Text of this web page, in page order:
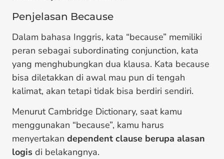
Penjelasan Because
Dalam bahasa Inggris, kata “because” memiliki
peran sebagai subordinating conjunction, kata
yang menghubungkan dua klausa. Kata because
bisa diletakkan di awal mau pun di tengah
kalimat, akan tetapi tidak bisa berdiri sendiri.
Menurut Cambridge Dictionary, saat kamu
menggunakan “because”, kamu harus
menyertakan dependent clause berupa alasan
logis di belakangnya.